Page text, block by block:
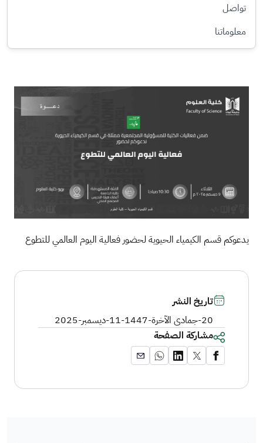
تواصل
معلوماتنا
الصورة
يدعوكم قسم الكيمياء الحيوية لحضور فعالية اليوم العالمي للتطوع
تاريخ النشر
20-جمادى الآخرة-1447
-11-ديسمبر-2025
مشاركة الصفحة